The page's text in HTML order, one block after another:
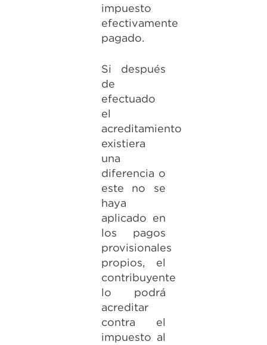
impuesto
efectivamente
pagado.
Si después
de
efectuado
el
acreditamiento
existiera
una
diferencia o
este no se
haya
aplicado en
los pagos
provisionales
propios, el
contribuyente
lo podrá
acreditar
contra el
impuesto al